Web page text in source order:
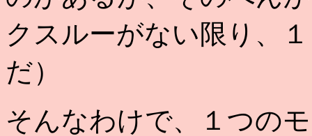
クスルーがない限り、
だ）
そんなわけで、１つ